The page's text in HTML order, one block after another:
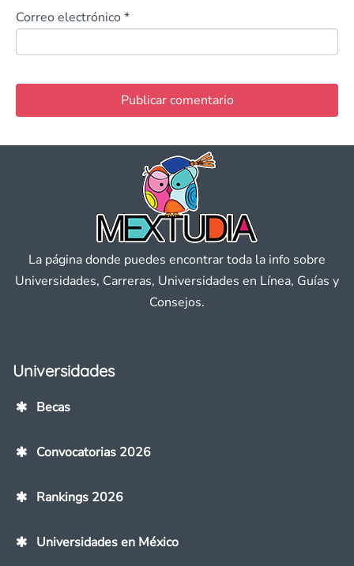
Correo electrónico *
La página donde puedes encontrar toda la info sobre
Universidades, Carreras, Universidades en Línea, Guías y
Consejos.
Universidades
Becas
Convocatorias 2026
Rankings 2026
Universidades en México